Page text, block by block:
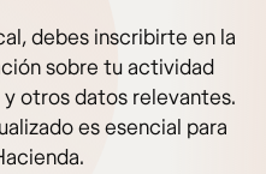
debes inscribirte en la
sobre tu actividad
otros datos relevantes.
es esencial para